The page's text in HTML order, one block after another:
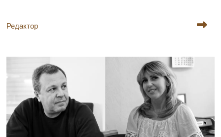
Редактор